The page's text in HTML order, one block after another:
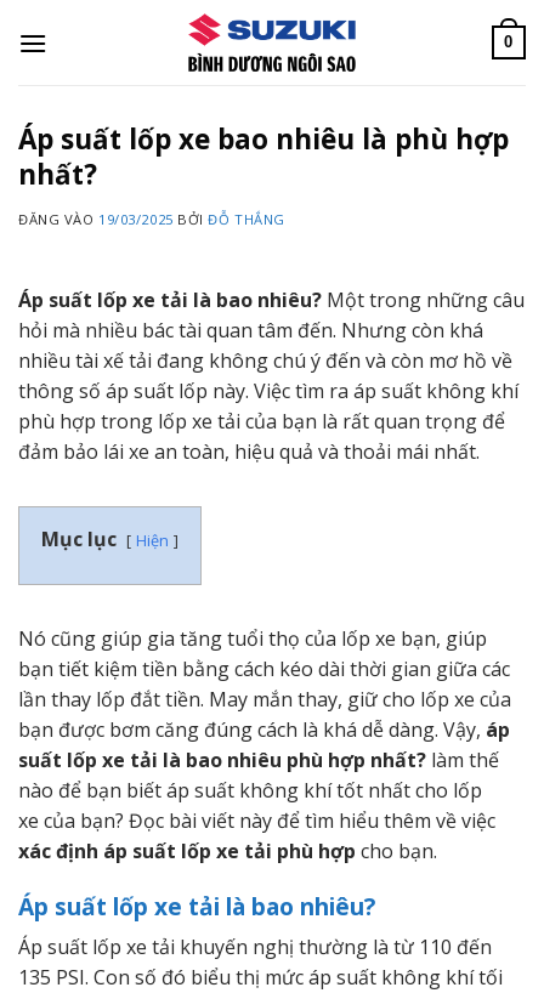
qua
0
Áp suất lốp xe bao nhiêu là phù hợp
nhất?
ĐĂNG VÀO 19/03/2025 BỞIĐỖ THẮNG
Áp suất lốp xe tải là bao nhiêu? Một trong những câu
hỏi mà nhiều bác tài quan tâm đến. Nhưng còn khá
nhiều tài xế tải đang không chú ý đến và còn mơ hồ về
thông số áp suất lốp này. Việc tìm ra áp suất không khí
phù hợp trong lốp xe tải của bạn là rất quan trọng để
đảm bảo lái xe an toàn, hiệu quả và thoải mái nhất.
Mục lục Hiện
Nó cũng giúp gia tăng tuổi thọ của lốp xe bạn, giúp
bạn tiết kiệm tiền bằng cách kéo dài thời gian giữa các
lần thay lốp đắt tiền. May mắn thay, giữ cho lốp xe của
bạn được bơm căng đúng cách là khá dễ dàng. Vậy, áp
suất lốp xe tải là bao nhiêu phù hợp nhất? làm thế
nào để bạn biết áp suất không khí tốt nhất cho lốp
xe của bạn? Đọc bài viết này để tìm hiểu thêm về việc
xác định áp suất lốp xe tải phù hợp cho bạn.
Áp suất lốp xe tải là bao nhiêu?
Áp suất lốp xe tải khuyến nghị thường là từ 110 đến
135 PSI. Con số đó biểu thị mức áp suất không khí tối